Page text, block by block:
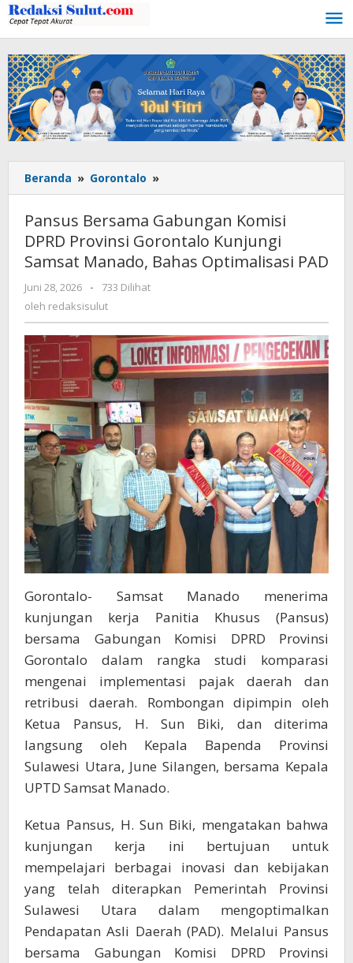
Lewati
ke
konten
Beranda » Gorontalo »
Bersama
Gabungan
Komisi
DPRD
Provinsi
Manado,
Bahas
Optimalisasi
PAD
Pansus Bersama Gabungan Komisi
DPRD Provinsi Gorontalo Kunjungi
Samsat Manado, Bahas Optimalisasi PAD
Juni 28, 2026
oleh
redaksisulut
-
733 Dilihat
oleh redaksisulut
Gorontalo- Samsat Manado menerima
kunjungan kerja Panitia Khusus (Pansus)
bersama Gabungan Komisi DPRD Provinsi
Gorontalo dalam rangka studi komparasi
mengenai implementasi pajak daerah dan
retribusi daerah. Rombongan dipimpin oleh
Ketua Pansus, H. Sun Biki, dan diterima
langsung oleh Kepala Bapenda Provinsi
Sulawesi Utara, June Silangen, bersama Kepala
UPTD Samsat Manado.
Ketua Pansus, H. Sun Biki, mengatakan bahwa
kunjungan kerja ini bertujuan untuk
mempelajari berbagai inovasi dan kebijakan
yang telah diterapkan Pemerintah Provinsi
Sulawesi Utara dalam mengoptimalkan
Pendapatan Asli Daerah (PAD). Melalui Pansus
bersama Gabungan Komisi DPRD Provinsi